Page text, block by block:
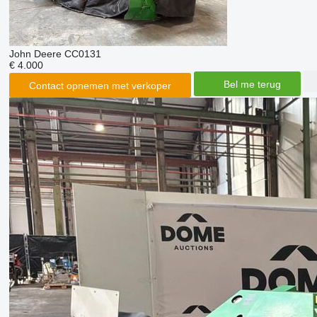
John Deere CC0131
€ 4.000
Contact opnemen met verkoper
Bel me terug